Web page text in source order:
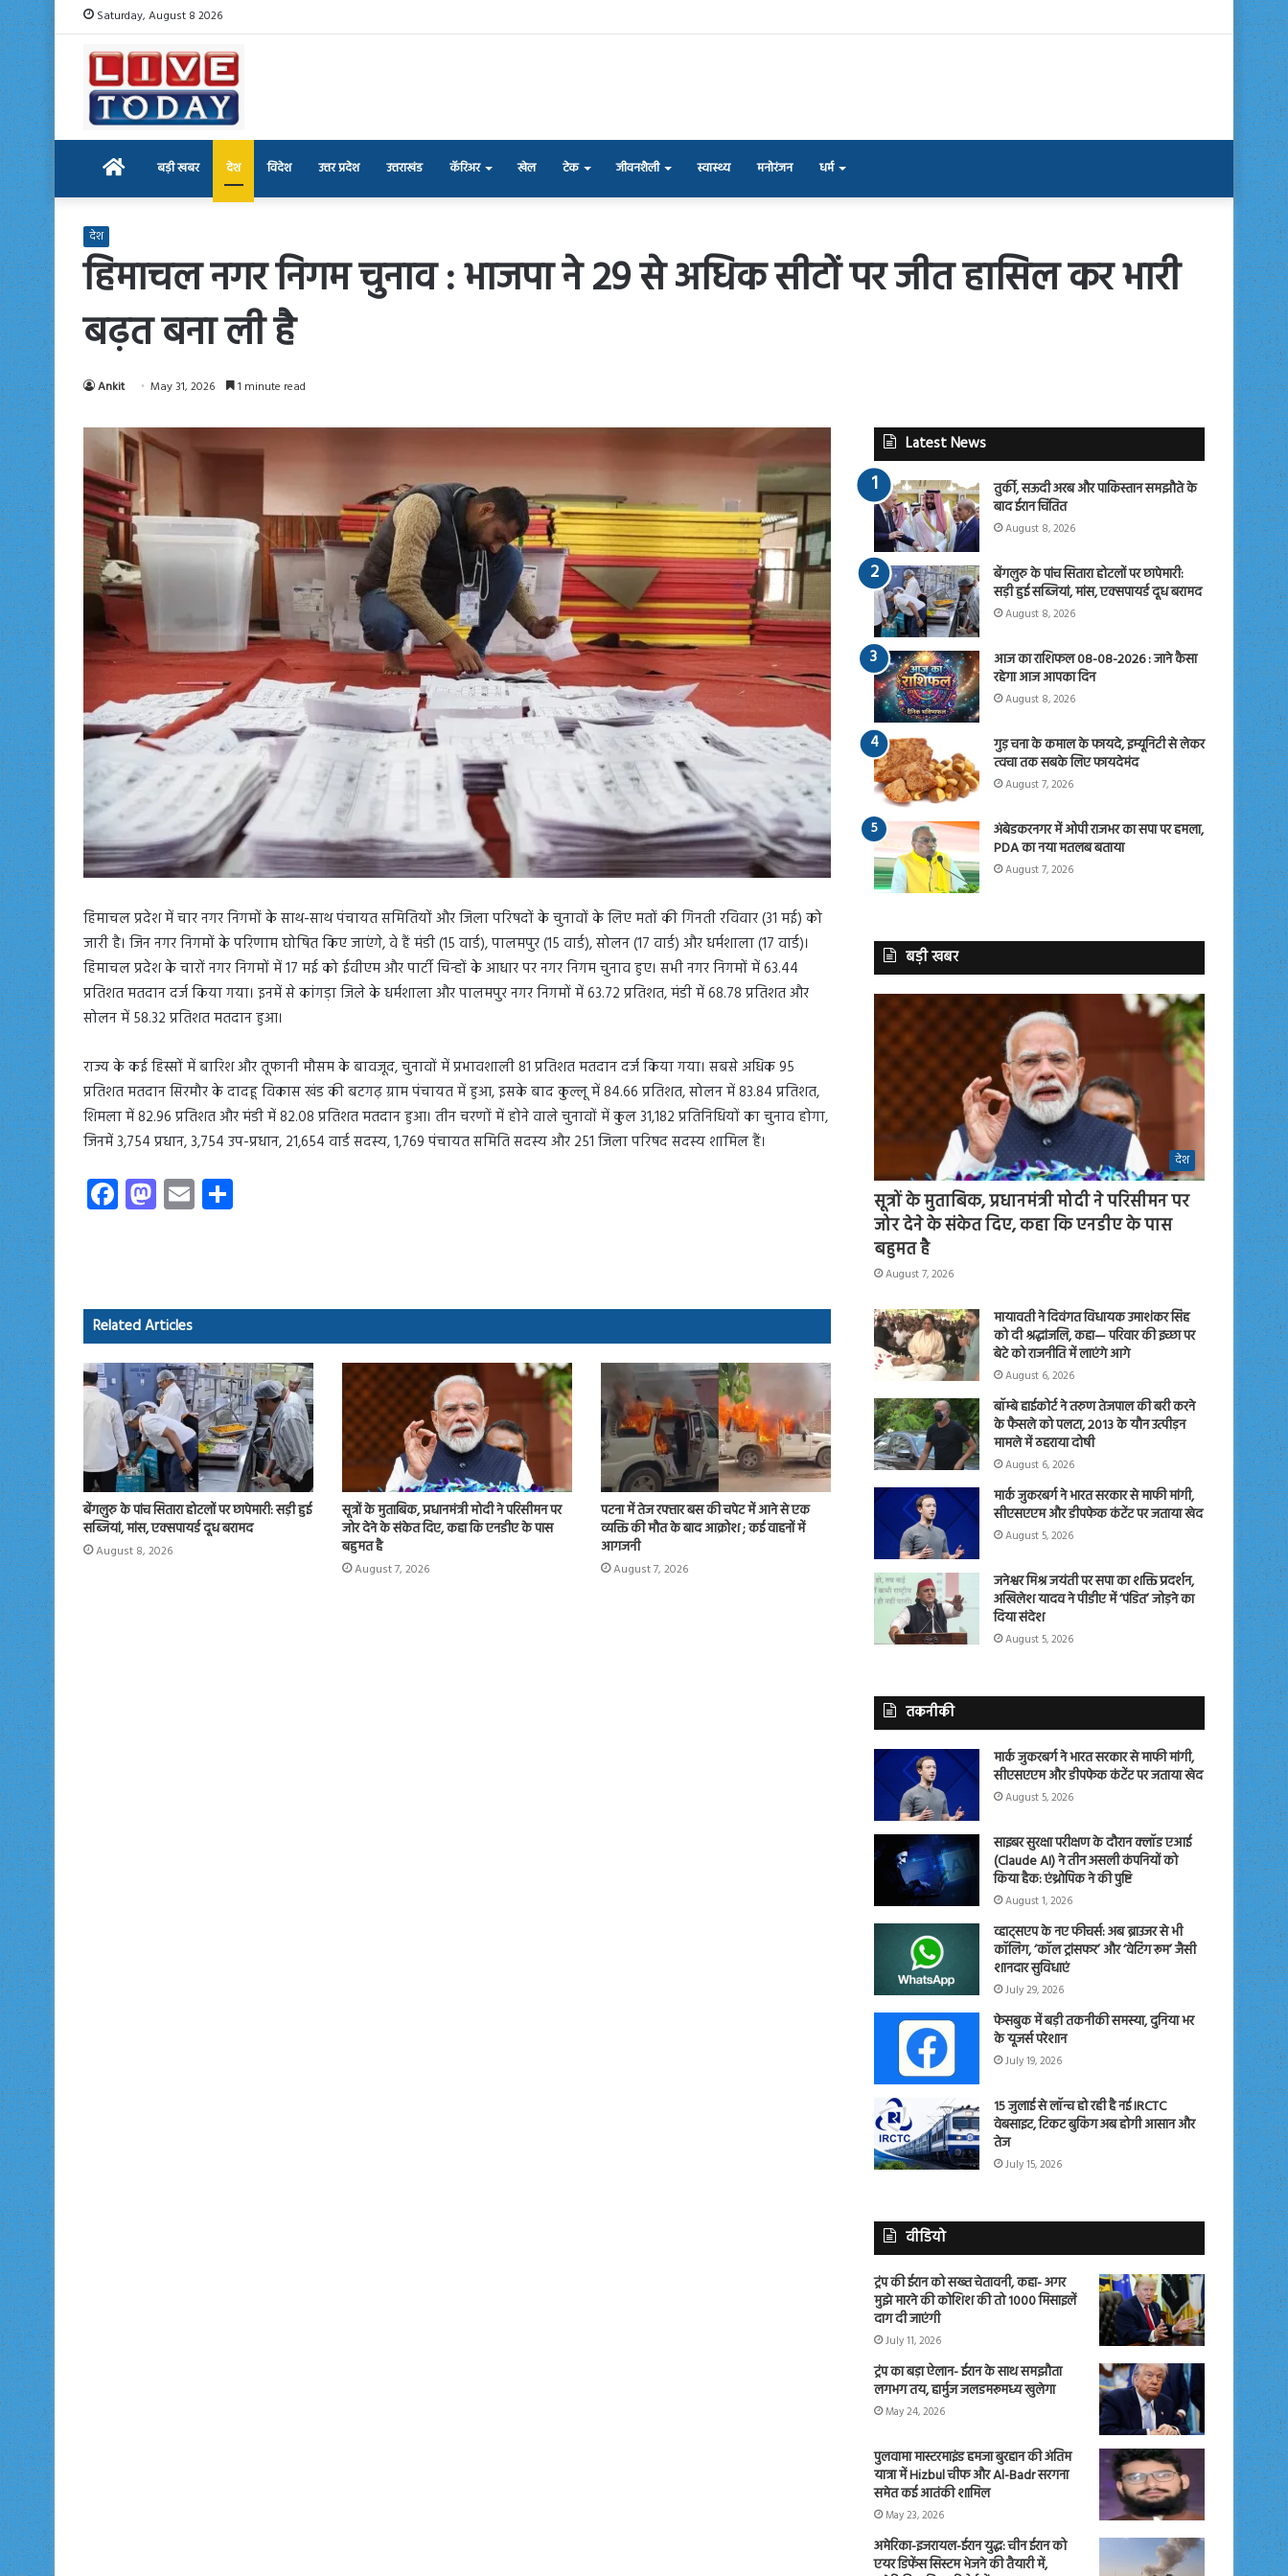
Saturday, August 8 2026
Home बड़ी खबर देश विदेश उत्तर प्रदेश उत्तराखंड कॅरिअर खेल टेक जीवनशैली स्वास्थ्य मनोरंजन धर्म
देश
हिमाचल नगर निगम चुनाव : भाजपा ने 29 से अधिक सीटों पर जीत हासिल कर भारी
बढ़त बना ली है
Ankit May 31, 2026 1 minute read
हिमाचल प्रदेश में चार नगर निगमों के साथ-साथ पंचायत समितियों और जिला परिषदों के चुनावों के लिए मतों की गिनती रविवार (31 मई) को
जारी है। जिन नगर निगमों के परिणाम घोषित किए जाएंगे, वे हैं मंडी (15 वार्ड), पालमपुर (15 वार्ड), सोलन (17 वार्ड) और धर्मशाला (17 वार्ड)।
हिमाचल प्रदेश के चारों नगर निगमों में 17 मई को ईवीएम और पार्टी चिन्हों के आधार पर नगर निगम चुनाव हुए। सभी नगर निगमों में 63.44
प्रतिशत मतदान दर्ज किया गया। इनमें से कांगड़ा जिले के धर्मशाला और पालमपुर नगर निगमों में 63.72 प्रतिशत, मंडी में 68.78 प्रतिशत और
सोलन में 58.32 प्रतिशत मतदान हुआ।
राज्य के कई हिस्सों में बारिश और तूफानी मौसम के बावजूद, चुनावों में प्रभावशाली 81 प्रतिशत मतदान दर्ज किया गया। सबसे अधिक 95
प्रतिशत मतदान सिरमौर के दादहू विकास खंड की बटगढ़ ग्राम पंचायत में हुआ, इसके बाद कुल्लू में 84.66 प्रतिशत, सोलन में 83.84 प्रतिशत,
शिमला में 82.96 प्रतिशत और मंडी में 82.08 प्रतिशत मतदान हुआ। तीन चरणों में होने वाले चुनावों में कुल 31,182 प्रतिनिधियों का चुनाव होगा,
जिनमें 3,754 प्रधान, 3,754 उप-प्रधान, 21,654 वार्ड सदस्य, 1,769 पंचायत समिति सदस्य और 251 जिला परिषद सदस्य शामिल हैं।
Fa
ce
ok
M
as
o
n
E
m
Related Articles
बेंगलुरु के पांच सितारा होटलों पर छापेमारी: सड़ी हुई
सब्जियां, मांस, एक्सपायर्ड दूध बरामद
August 8, 2026
सूत्रों के मुताबिक, प्रधानमंत्री मोदी ने परिसीमन पर
जोर देने के संकेत दिए, कहा कि एनडीए के पास
बहुमत है
August 7, 2026
पटना में तेज रफ्तार बस की चपेट में आने से एक
व्यक्ति की मौत के बाद आक्रोश ; कई वाहनों में
आगजनी
August 7, 2026
Latest News
तुर्की, सऊदी अरब और पाकिस्तान समझौते के
बाद ईरान चिंतित
August 8, 2026
बेंगलुरु के पांच सितारा होटलों पर छापेमारी:
सड़ी हुई सब्जियां, मांस, एक्सपायर्ड दूध बरामद
August 8, 2026
आज का राशिफल 08-08-2026 : जाने कैसा
रहेगा आज आपका दिन
August 8, 2026
गुड़ चना के कमाल के फायदे, इम्यूनिटी से लेकर
त्वचा तक सबके लिए फायदेमंद
August 7, 2026
अंबेडकरनगर में ओपी राजभर का सपा पर हमला,
PDA का नया मतलब बताया
August 7, 2026
बड़ी खबर
देश
सूत्रों के मुताबिक, प्रधानमंत्री मोदी ने परिसीमन पर
जोर देने के संकेत दिए, कहा कि एनडीए के पास
बहुमत है
August 7, 2026
मायावती ने दिवंगत विधायक उमाशंकर सिंह
को दी श्रद्धांजलि, कहा— परिवार की इच्छा पर
बेटे को राजनीति में लाएंगे आगे
August 6, 2026
बॉम्बे हाईकोर्ट ने तरुण तेजपाल की बरी करने
के फैसले को पलटा, 2013 के यौन उत्पीड़न
मामले में ठहराया दोषी
August 6, 2026
मार्क जुकरबर्ग ने भारत सरकार से माफी मांगी,
सीएसएएम और डीपफेक कंटेंट पर जताया खेद
August 5, 2026
जनेश्वर मिश्र जयंती पर सपा का शक्ति प्रदर्शन,
अखिलेश यादव ने पीडीए में ‘पंडित’ जोड़ने का
दिया संदेश
August 5, 2026
तकनीकी
मार्क जुकरबर्ग ने भारत सरकार से माफी मांगी,
सीएसएएम और डीपफेक कंटेंट पर जताया खेद
August 5, 2026
साइबर सुरक्षा परीक्षण के दौरान क्लॉड एआई
(Claude AI) ने तीन असली कंपनियों को
किया हैक: एंथ्रोपिक ने की पुष्टि
August 1, 2026
व्हाट्सएप के नए फीचर्स: अब ब्राउजर से भी
कॉलिंग, ‘कॉल ट्रांसफर’ और ‘वेटिंग रूम’ जैसी
शानदार सुविधाएं
July 29, 2026
फेसबुक में बड़ी तकनीकी समस्या, दुनिया भर
के यूजर्स परेशान
July 19, 2026
15 जुलाई से लॉन्च हो रही है नई IRCTC
वेबसाइट, टिकट बुकिंग अब होगी आसान और
तेज
July 15, 2026
वीडियो
ट्रंप की ईरान को सख्त चेतावनी, कहा- अगर
मुझे मारने की कोशिश की तो 1000 मिसाइलें
दाग दी जाएंगी
July 11, 2026
ट्रंप का बड़ा ऐलान- ईरान के साथ समझौता
लगभग तय, हार्मुज जलडमरूमध्य खुलेगा
May 24, 2026
पुलवामा मास्टरमाइंड हमजा बुरहान की अंतिम
यात्रा में Hizbul चीफ और Al-Badr सरगना
समेत कई आतंकी शामिल
May 23, 2026
अमेरिका-इजरायल-ईरान युद्ध: चीन ईरान को
एयर डिफेंस सिस्टम भेजने की तैयारी में,